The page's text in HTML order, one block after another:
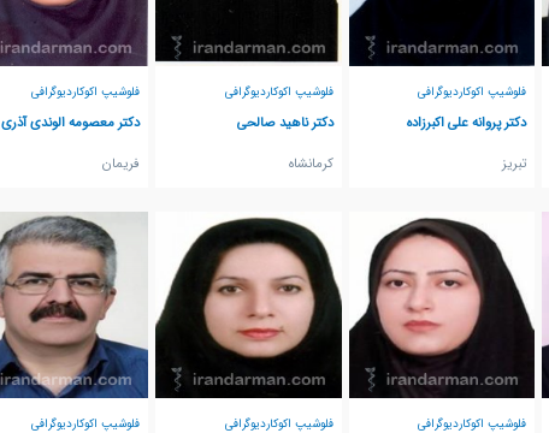
فلوشیپ اکوکاردیوگرافی
دکتر پروانه علی اکبرزاده
تبريز
فلوشیپ اکوکاردیوگرافی
دکتر ناهید صالحی
كرمانشاه
فلوشیپ اکوکاردیوگرافی
دکتر معصومه الوندی آذری
فريمان
فلوشیپ اکوکاردیوگرافی فلوشیپ اکوکاردیوگرافی فلوشیپ اکوکاردیوگرافی